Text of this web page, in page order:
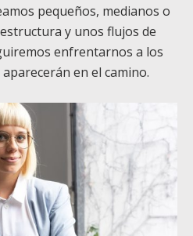
pequeños, medianos o
y unos flujos de
enfrentarnos a los
en el camino.